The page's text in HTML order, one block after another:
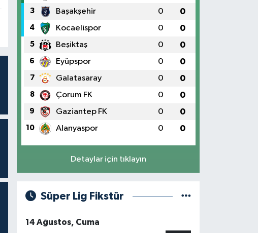
3 Başakşehir 0 0
4 Kocaelispor 0 0
5 Beşiktaş 0 0
6 Eyüpspor 0 0
7 Galatasaray 0 0
8 Çorum FK 0 0
9 Gaziantep FK 0 0
10 Alanyaspor 0 0
Detaylar için tıklayın
Süper Lig Fikstür
14 Ağustos, Cuma